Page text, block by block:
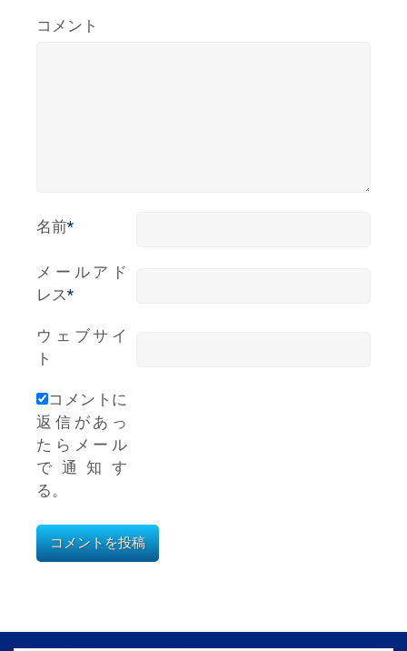
コメント
名前*
メールアド
レス*
ウェブサイ
ト
コメントに
返信があっ
たらメール
で通知す
る。